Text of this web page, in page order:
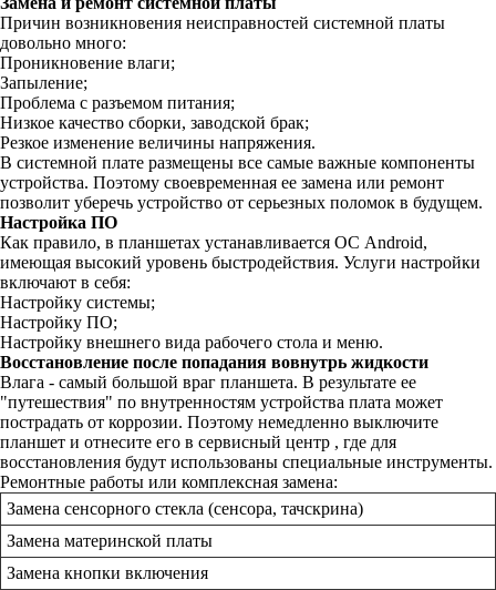
Причин возникновения неисправностей системной платы
довольно много:
Проникновение влаги;
Запыление;
Проблема с разъемом питания;
Низкое качество сборки, заводской брак;
Резкое изменение величины напряжения.
В системной плате размещены все самые важные компоненты
устройства. Поэтому своевременная ее замена или ремонт
позволит уберечь устройство от серьезных поломок в будущем.
Настройка ПО
Как правило, в планшетах устанавливается ОС Android,
имеющая высокий уровень быстродействия. Услуги настройки
включают в себя:
Настройку системы;
Настройку ПО;
Настройку внешнего вида рабочего стола и меню.
Восстановление после попадания вовнутрь жидкости
Влага - самый большой враг планшета. В результате ее
"путешествия" по внутренностям устройства плата может
пострадать от коррозии. Поэтому немедленно выключите
планшет и отнесите его в сервисный центр , где для
восстановления будут использованы специальные инструменты.
Ремонтные работы или комплексная замена:
Замена сенсорного стекла (сенсора, тачскрина)
Замена материнской платы
Замена кнопки включения